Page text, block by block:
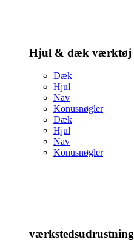
Hjul & dæk værktøj
Dæk
Hjul
Nav
Konusnøgler
Dæk
Hjul
Nav
Konusnøgler
værkstedsudrustning